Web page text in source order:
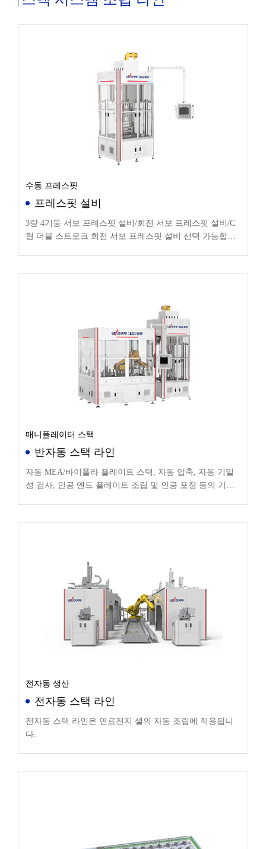
수동 프레스핏
프레스핏 설비
3량 4기둥 서보 프레스핏 설비/회전 서보 프레스핏 설비/C
형 더블 스트로크 회전 서보 프레스핏 설비 선택 가능합니
매니퓰레이터 스택
반자동 스택 라인
자동 MEA/바이폴라 플레이트 스택, 자동 압축, 자동 기밀
성 검사, 인공 엔드 플레이트 조립 및 인공 포장 등의 기능
전자동 생산
전자동 스택 라인
전자동 스택 라인은 연료전지 셀의 자동 조립에 적용됩니
다.